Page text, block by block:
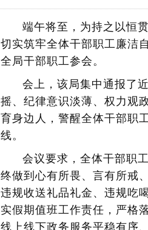
端午将至，为持之以恒
切实筑牢全体干部职工廉洁
全局干部职工参会。
会上，该局集中通报了
摇、纪律意识淡薄、权力观
育身边人，警醒全体干部职
线。
会议要求，全体干部职
终做到心有所畏、言有所戒
违规收送礼品礼金、违规吃
实假期值班工作责任，严格
线上线下政务服务平稳有序